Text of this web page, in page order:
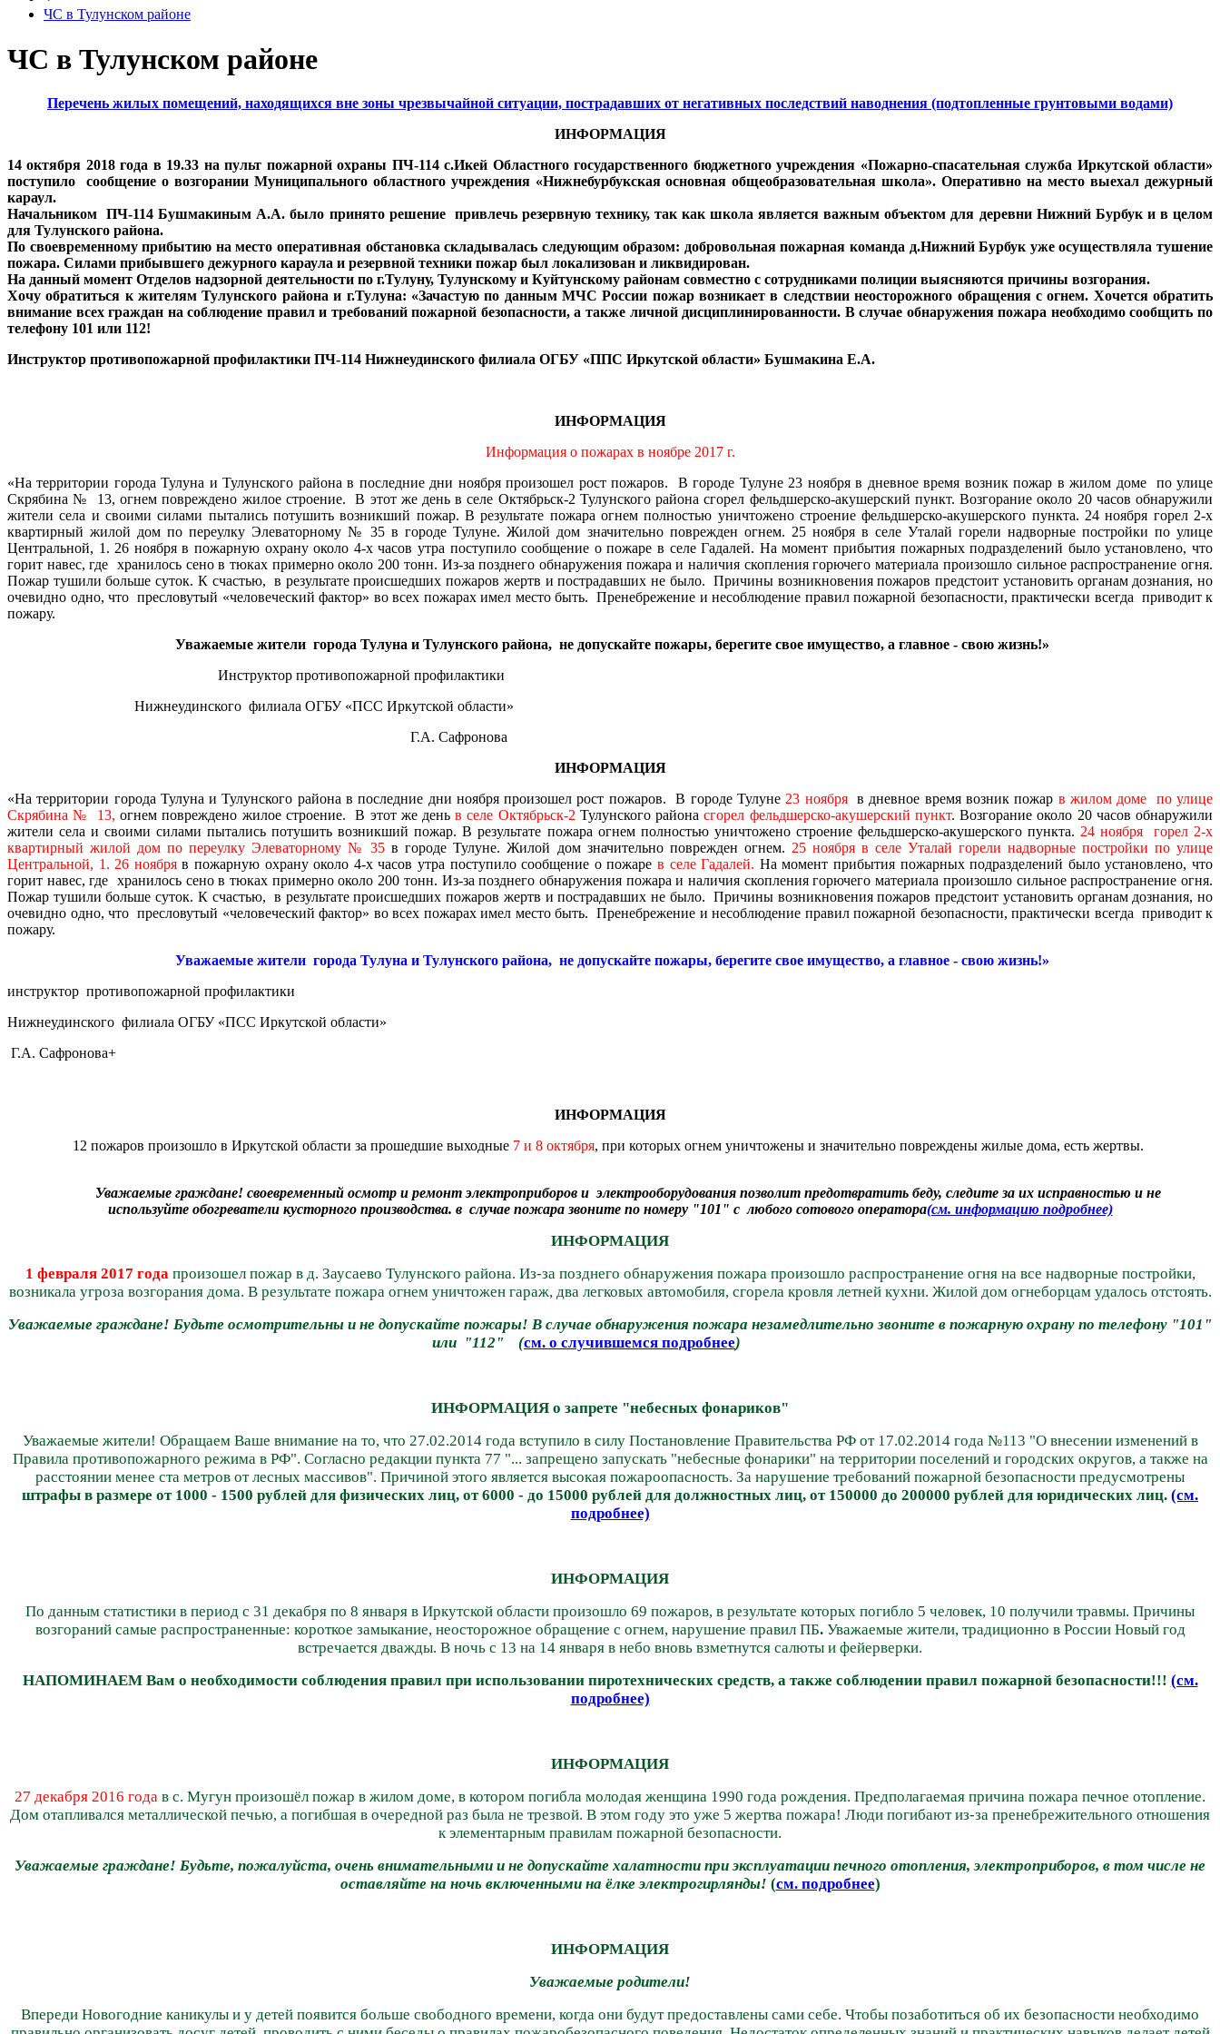
ЧС в Тулунском районе
ЧС в Тулунском районе
Перечень жилых помещений, находящихся вне зоны чрезвычайной ситуации, пострадавших от негативных последствий наводнения (подтопленные грунтовыми водами)
ИНФОРМАЦИЯ
14 октября 2018 года в 19.33 на пульт пожарной охраны ПЧ-114 с.Икей Областного государственного бюджетного учреждения «Пожарно-спасательная служба Иркутской области»
поступило сообщение о возгорании Муниципального областного учреждения «Нижнебурбукская основная общеобразовательная школа». Оперативно на место выехал дежурный
караул.
Начальником ПЧ-114 Бушмакиным А.А. было принято решение привлечь резервную технику, так как школа является важным объектом для деревни Нижний Бурбук и в целом
для Тулунского района.
По своевременному прибытию на место оперативная обстановка складывалась следующим образом: добровольная пожарная команда д.Нижний Бурбук уже осуществляла тушение
пожара. Силами прибывшего дежурного караула и резервной техники пожар был локализован и ликвидирован.
На данный момент Отделов надзорной деятельности по г.Тулуну, Тулунскому и Куйтунскому районам совместно с сотрудниками полиции выясняются причины возгорания.
Хочу обратиться к жителям Тулунского района и г.Тулуна: «Зачастую по данным МЧС России пожар возникает в следствии неосторожного обращения с огнем. Хочется обратить
внимание всех граждан на соблюдение правил и требований пожарной безопасности, а также личной дисциплинированности. В случае обнаружения пожара необходимо сообщить по
телефону 101 или 112!
Инструктор противопожарной профилактики ПЧ-114 Нижнеудинского филиала ОГБУ «ППС Иркутской области» Бушмакина Е.А.
ИНФОРМАЦИЯ
Информация о пожарах в ноябре 2017 г.
«На территории города Тулуна и Тулунского района в последние дни ноября произошел рост пожаров. В городе Тулуне 23 ноября в дневное время возник пожар в жилом доме по улице
Скрябина № 13, огнем повреждено жилое строение. В этот же день в селе Октябрьск-2 Тулунского района сгорел фельдшерско-акушерский пункт. Возгорание около 20 часов обнаружили
жители села и своими силами пытались потушить возникший пожар. В результате пожара огнем полностью уничтожено строение фельдшерско-акушерского пункта. 24 ноября горел 2-х
квартирный жилой дом по переулку Элеваторному № 35 в городе Тулуне. Жилой дом значительно поврежден огнем. 25 ноября в селе Уталай горели надворные постройки по улице
Центральной, 1. 26 ноября в пожарную охрану около 4-х часов утра поступило сообщение о пожаре в селе Гадалей. На момент прибытия пожарных подразделений было установлено, что
горит навес, где хранилось сено в тюках примерно около 200 тонн. Из-за позднего обнаружения пожара и наличия скопления горючего материала произошло сильное распространение огня.
Пожар тушили больше суток. К счастью, в результате происшедших пожаров жертв и пострадавших не было. Причины возникновения пожаров предстоит установить органам дознания, но
очевидно одно, что пресловутый «человеческий фактор» во всех пожарах имел место быть. Пренебрежение и несоблюдение правил пожарной безопасности, практически всегда приводит к
пожару.
Уважаемые жители города Тулуна и Тулунского района, не допускайте пожары, берегите свое имущество, а главное - свою жизнь!»
Инструктор противопожарной профилактики
Нижнеудинского филиала ОГБУ «ПСС Иркутской области»
Г.А. Сафронова
ИНФОРМАЦИЯ
«На территории города Тулуна и Тулунского района в последние дни ноября произошел рост пожаров. В городе Тулуне 23 ноябряв дневное время возник пожар в жилом доме по улице
Скрябина № 13, огнем повреждено жилое строение. В этот же деньв селе Октябрьск-2 Тулунского районасгорел фельдшерско-акушерский пункт. Возгорание около 20 часов обнаружили
жители села и своими силами пытались потушить возникший пожар. В результате пожара огнем полностью уничтожено строение фельдшерско-акушерского пункта. 24 ноября
горел 2-х
квартирный жилой дом по переулку Элеваторному № 35 в городе Тулуне. Жилой дом значительно поврежден огнем. 25 ноября в селе Уталай горели надворные постройки по улице
Центральной, 1. 26 ноябряв пожарную охрану около 4-х часов утра поступило сообщение о пожарев селе Гадалей. На момент прибытия пожарных подразделений было установлено, что
горит навес, где хранилось сено в тюках примерно около 200 тонн. Из-за позднего обнаружения пожара и наличия скопления горючего материала произошло сильное распространение огня.
Пожар тушили больше суток. К счастью, в результате происшедших пожаров жертв и пострадавших не было. Причины возникновения пожаров предстоит установить органам дознания, но
очевидно одно, что пресловутый «человеческий фактор» во всех пожарах имел место быть. Пренебрежение и несоблюдение правил пожарной безопасности, практически всегда приводит к
пожару.
Уважаемые жители города Тулуна и Тулунского района, не допускайте пожары, берегите свое имущество, а главное - свою жизнь!»
инструктор противопожарной профилактики
Нижнеудинского филиала ОГБУ «ПСС Иркутской области»
Г.А. Сафронова+
ИНФОРМАЦИЯ
12 пожаров произошло в Иркутской области за прошедшие выходные 7 и 8 октября, при которых огнем уничтожены и значительно повреждены жилые дома, есть жертвы.
Уважаемые граждане! своевременный осмотр и ремонтэлектроприборов и электрооборудования позволит предотвратить беду, следите за их исправностью и не
используйте обогревателикусторного производства. в случае пожара звоните по номеру "101" с любого сотового оператора(см. информацию подробнее)
ИНФОРМАЦИЯ
1 февраля 2017 годапроизошел пожар в д. Заусаево Тулунского района. Из-за позднего обнаружения пожара произошло распространение огня на все надворные постройки,
возникала угроза возгорания дома. В результате пожара огнем уничтожен гараж, два легковых автомобиля, сгорела кровля летней кухни. Жилой дом огнеборцам удалось отстоять.
Уважаемые граждане! Будьте осмотрительны и не допускайте пожары! В случае обнаружения пожара незамедлительно звоните в пожарную охрану по телефону "101"
или "112" (см. о случившемся подробнее)
ИНФОРМАЦИЯ о запрете "небесных фонариков"
Уважаемые жители! Обращаем Ваше внимание на то, что 27.02.2014 года вступило в силу Постановление Правительства РФ от 17.02.2014 года №113 "О внесении изменений в
Правила противопожарного режима в РФ". Согласно редакции пункта 77 "... запрещено запускать "небесные фонарики" на территории поселений и городских округов, а также на
расстоянии менее ста метров от лесных массивов". Причиной этого является высокая пожароопасность. За нарушение требований пожарной безопасности предусмотрены
штрафы в размере от 1000 - 1500 рублей для физических лиц, от 6000 - до 15000 рублей для должностных лиц, от 150000 до 200000 рублей для юридических лиц. (см.
подробнее)
ИНФОРМАЦИЯ
По данным статистики в период с 31 декабря по 8 января в Иркутской области произошло 69 пожаров, в результате которых погибло 5 человек, 10 получили травмы. Причины
возгораний самые распространенные: короткое замыкание, неосторожное обращение с огнем, нарушение правил ПБ. Уважаемые жители, традиционно в России Новый год
встречается дважды. В ночь с 13 на 14 января в небо вновь взметнутся салюты и фейерверки.
НАПОМИНАЕМ Вам о необходимости соблюдения правил при использовании пиротехнических средств, а также соблюдении правил пожарной безопасности!!! (см.
подробнее)
ИНФОРМАЦИЯ
27 декабря 2016 года в с. Мугун произошёл пожар в жилом доме, в котором погибла молодая женщина 1990 года рождения. Предполагаемая причина пожара печное отопление.
Дом отапливался металлической печью, а погибшая в очередной раз была не трезвой. В этом году это уже 5 жертва пожара! Люди погибают из-за пренебрежительного отношения
к элементарным правилам пожарной безопасности.
Уважаемые граждане! Будьте, пожалуйста, очень внимательными и не допускайте халатности при эксплуатации печного отопления, электроприборов, в том числе не
оставляйте на ночь включенными на ёлке электрогирлянды! (см. подробнее)
ИНФОРМАЦИЯ
Уважаемые родители!
Впереди Новогодние каникулы и у детей появится больше свободного времени, когда они будут предоставлены сами себе. Чтобы позаботиться об их безопасности необходимо